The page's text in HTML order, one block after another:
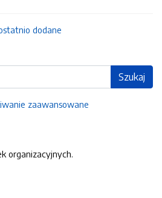
dodane
Szukaj
zaawansowane
organizacyjnych.